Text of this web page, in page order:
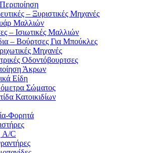
– Ξυριστικές Μηχανές
Μαλλιών
– Ισιωτικές Μαλλιών
– Βούρτσες Για Μπούκλες
Μηχανές
Οδοντόβουρτσες
Άκρων
Είδη
Σώματος
Κατοικιδίων
Φορητά
A/C